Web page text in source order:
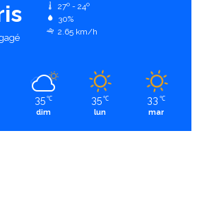
27º - 24º
30%
2.65 km/h
35 ℃
dim
35 ℃
lun
33 ℃
mar